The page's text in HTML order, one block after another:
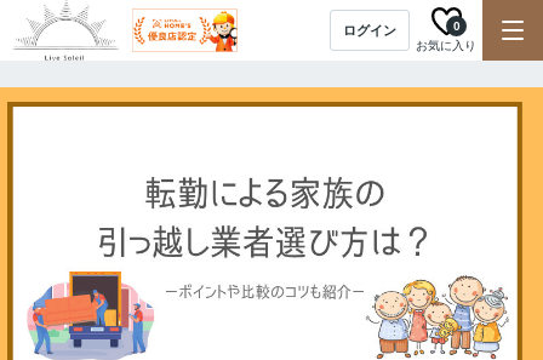
ログイン
お気に入り
0